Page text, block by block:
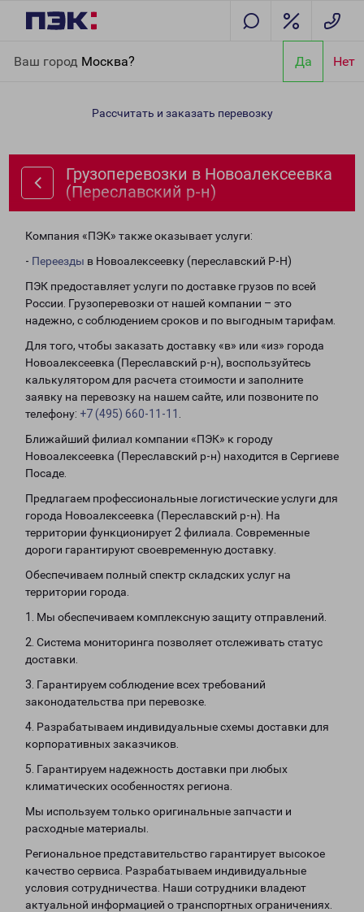
Ваш город Москва? Да Нет
(Переславский р-н)
Рассчитать и заказать перевозку
Грузоперевозки в Новоалексеевка
(Переславский р-н)
Компания «ПЭК» также оказывает услуги:
- Переезды в Новоалексеевку (переславский Р-Н)
ПЭК предоставляет услуги по доставке грузов по всей
России. Грузоперевозки от нашей компании – это
надежно, с соблюдением сроков и по выгодным тарифам.
Для того, чтобы заказать доставку «в» или «из» города
Новоалексеевка (Переславский р-н), воспользуйтесь
калькулятором для расчета стоимости и заполните
заявку на перевозку на нашем сайте, или позвоните по
телефону: +7 (495) 660-11-11
Ближайший филиал компании «ПЭК» к городу
Новоалексеевка (Переславский р-н) находится в Сергиеве
Посаде.
Предлагаем профессиональные логистические услуги для
города Новоалексеевка (Переславский р-н). На
территории функционирует 2 филиала. Современные
дороги гарантируют своевременную доставку.
Обеспечиваем полный спектр складских услуг на
территории города.
1. Мы обеспечиваем комплексную защиту отправлений.
2. Система мониторинга позволяет отслеживать статус
доставки.
3. Гарантируем соблюдение всех требований
законодательства при перевозке.
4. Разрабатываем индивидуальные схемы доставки для
корпоративных заказчиков.
5. Гарантируем надежность доставки при любых
климатических особенностях региона.
Мы используем только оригинальные запчасти и
расходные материалы.
Региональное представительство гарантирует высокое
качество сервиса. Разрабатываем индивидуальные
условия сотрудничества. Наши сотрудники владеют
актуальной информацией о транспортных ограничениях.